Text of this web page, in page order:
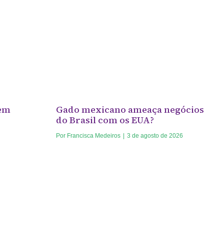
Gado mexicano ameaça negócios
do Brasil com os EUA?
Por Francisca Medeiros 3 de agosto de 2026